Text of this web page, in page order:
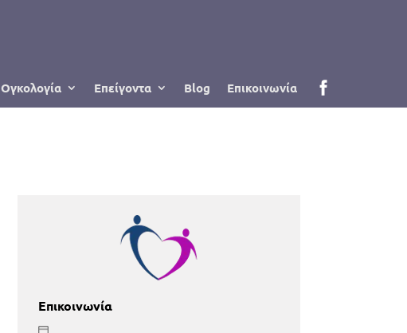
Ογκολογία Επείγοντα Blog Επικοινωνία
Επικοινωνία